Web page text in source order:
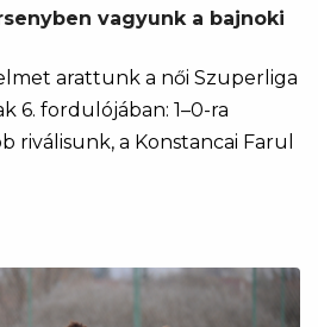
vagyunk a bajnoki
arattunk a női Szuperliga
6. fordulójában: 1–0-ra
a Konstancai Farul